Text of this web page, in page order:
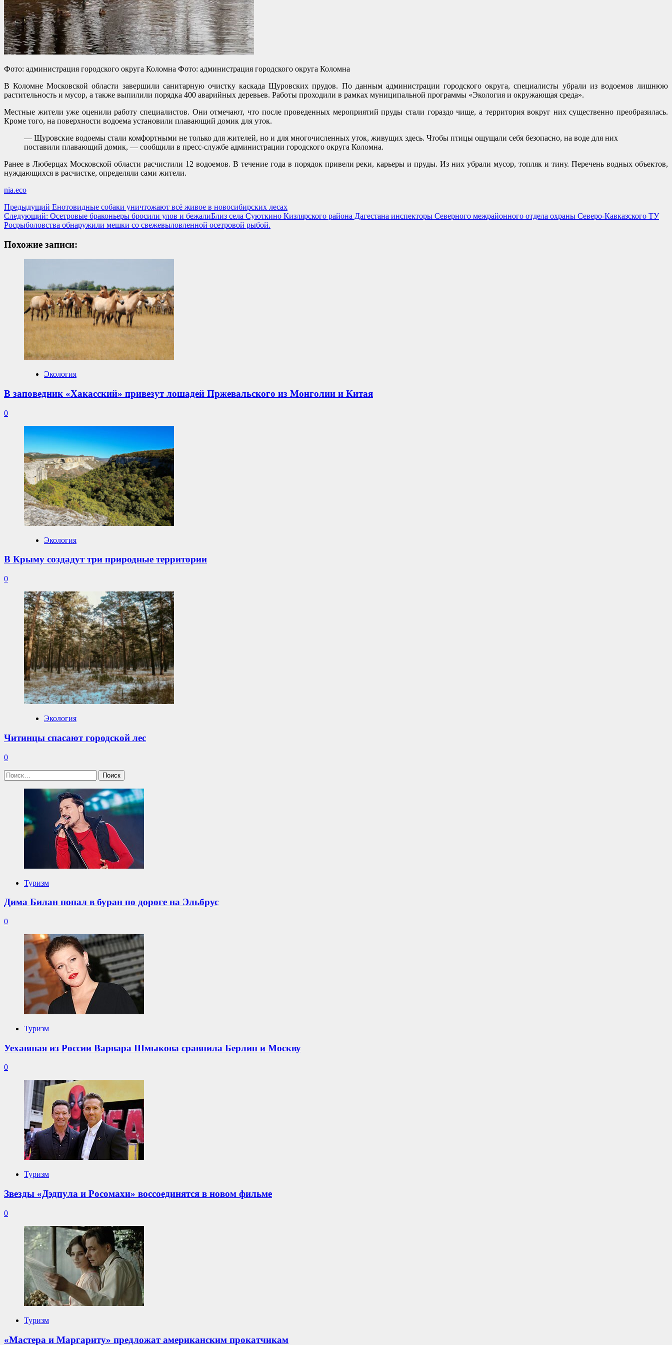
Фото: администрация городского округа Коломна Фото: администрация городского округа Коломна
В Коломне Московской области завершили санитарную очистку каскада Щуровских прудов. По данным администрации городского округа, специалисты убрали из водоемов лишнюю
растительность и мусор, а также выпилили порядка 400 аварийных деревьев. Работы проходили в рамках муниципальной программы «Экология и окружающая среда».
Местные жители уже оценили работу специалистов. Они отмечают, что после проведенных мероприятий пруды стали гораздо чище, а территория вокруг них существенно преобразилась.
Кроме того, на поверхности водоема установили плавающий домик для уток.
— Щуровские водоемы стали комфортными не только для жителей, но и для многочисленных уток, живущих здесь. Чтобы птицы ощущали себя безопасно, на воде для них
поставили плавающий домик, — сообщили в пресс-службе администрации городского округа Коломна.
Ранее в Люберцах Московской области расчистили 12 водоемов. В течение года в порядок привели реки, карьеры и пруды. Из них убрали мусор, топляк и тину. Перечень водных объектов,
нуждающихся в расчистке, определяли сами жители.
nia.eco
Навигация
записи
Предыдущий Енотовидные собаки уничтожают всё живое в новосибирских лесах
Следующий: Осетровые браконьеры бросили улов и бежалиБлиз села Суюткино Кизлярского района Дагестана инспекторы Северного межрайонного отдела охраны Северо-Кавказского ТУ
Росрыболовства обнаружили мешки со свежевыловленной осетровой рыбой.
Похожие записи:
Экология
В заповедник «Хакасский» привезут лошадей Пржевальского из Монголии и Китая
0
Экология
В Крыму создадут три природные территории
0
Экология
Читинцы спасают городской лес
0
Найти:
Туризм
Дима Билан попал в буран по дороге на Эльбрус
0
Туризм
Уехавшая из России Варвара Шмыкова сравнила Берлин и Москву
0
Туризм
Звезды «Дэдпула и Росомахи» воссоединятся в новом фильме
0
Туризм
«Мастера и Маргариту» предложат американским прокатчикам